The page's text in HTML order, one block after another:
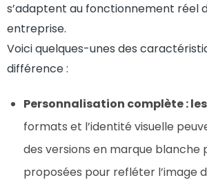
s’adaptent au fonctionnement réel
entreprise.
Voici quelques-unes des
différence :
Personnalisation complète : les
formats et l’identité visuelle
des versions en marque
proposées pour refléter l’image